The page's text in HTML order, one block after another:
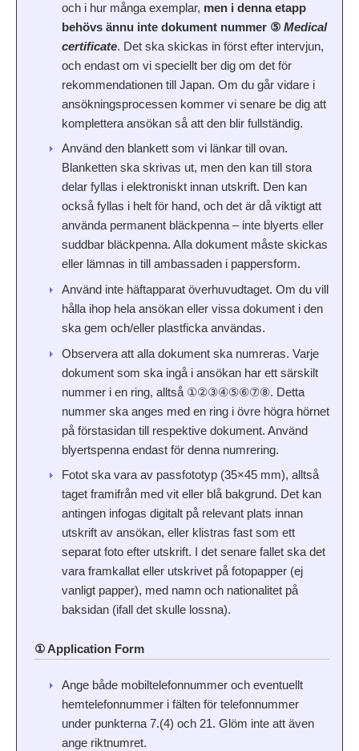
och i hur många exemplar, men i denna etapp
behövs ännu inte dokument nummer ⑤ Medical
certificate. Det ska skickas in först efter intervjun,
och endast om vi speciellt ber dig om det för
rekommendationen till Japan. Om du går vidare i
ansökningsprocessen kommer vi senare be dig att
komplettera ansökan så att den blir fullständig.
Använd den blankett som vi länkar till ovan.
Blanketten ska skrivas ut, men den kan till stora
delar fyllas i elektroniskt innan utskrift. Den kan
också fyllas i helt för hand, och det är då viktigt att
använda permanent bläckpenna – inte blyerts eller
suddbar bläckpenna. Alla dokument måste skickas
eller lämnas in till ambassaden i pappersform.
Använd inte häftapparat överhuvudtaget. Om du vill
hålla ihop hela ansökan eller vissa dokument i den
ska gem och/eller plastficka användas.
Observera att alla dokument ska numreras. Varje
dokument som ska ingå i ansökan har ett särskilt
nummer i en ring, alltså ①②③④⑤⑥⑦⑧. Detta
nummer ska anges med en ring i övre högra hörnet
på förstasidan till respektive dokument. Använd
blyertspenna endast för denna numrering.
Fotot ska vara av passfototyp (35×45 mm), alltså
taget framifrån med vit eller blå bakgrund. Det kan
antingen infogas digitalt på relevant plats innan
utskrift av ansökan, eller klistras fast som ett
separat foto efter utskrift. I det senare fallet ska det
vara framkallat eller utskrivet på fotopapper (ej
vanligt papper), med namn och nationalitet på
baksidan (ifall det skulle lossna).
① Application Form
Ange både mobiltelefonnummer och eventuellt
hemtelefonnummer i fälten för telefonnummer
under punkterna 7.(4) och 21. Glöm inte att även
ange riktnumret.